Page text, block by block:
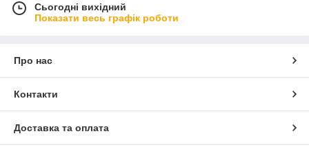
Сьогодні вихідний
Показати весь графік роботи
Про нас
Контакти
Доставка та оплата